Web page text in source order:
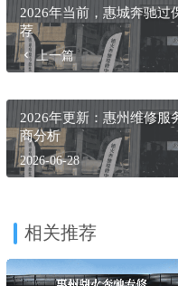
2026年当前，惠城奔驰过
荐
上一篇
2026年更新：惠州维修服
商分析
2026-06-28
相关推荐